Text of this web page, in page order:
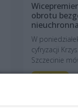
obrotu
W
cyfryzacji
Szczecinie
Aktualności